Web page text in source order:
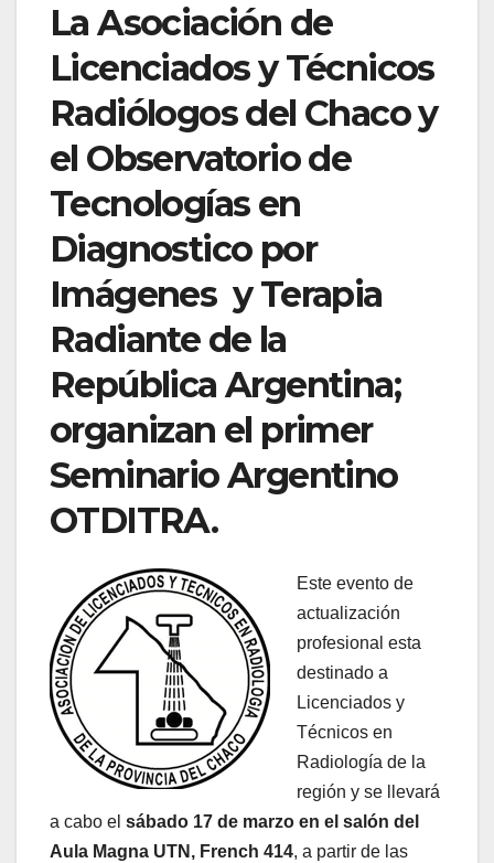
La Asociación de
Licenciados y Técnicos
Radiólogos del Chaco y
el Observatorio de
Tecnologías en
Diagnostico por
Imágenes y Terapia
Radiante de la
República Argentina;
organizan el primer
Seminario Argentino
OTDITRA.
Este evento de
actualización
profesional esta
destinado a
Licenciados y
Técnicos en
Radiología de la
región y se llevará
a cabo el sábado 17 de marzo en el salón del
Aula Magna UTN, French 414, a partir de las